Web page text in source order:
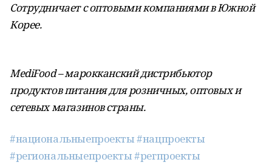
Сотрудничает с оптовыми компаниями в Южной
Корее.
MediFood – марокканский дистрибьютор
продуктов питания для розничных, оптовых и
сетевых магазинов страны.
#национальныепроекты#нацпроекты
#региональныепроекты#регпроекты